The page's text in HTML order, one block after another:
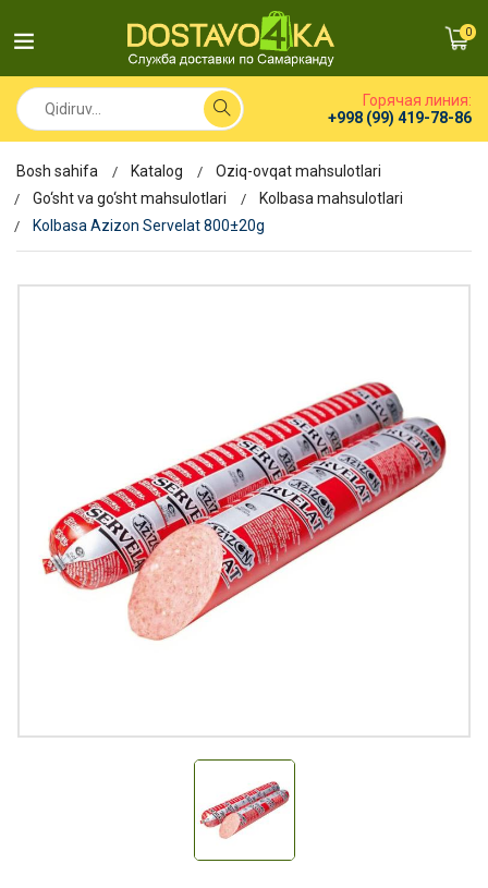
0
Горячая линия:
+998 (99) 419-78-86
Bosh sahifa Katalog
Oziq-ovqat mahsulotlari
Go‘sht va go‘sht mahsulotlari
Kolbasa mahsulotlari
Kolbasa Azizon Servelat 800±20g